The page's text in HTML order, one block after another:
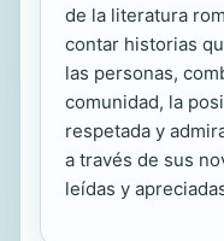
de la literatura
contar historias
las personas,
comunidad, la
respetada y
a través de sus
leídas y